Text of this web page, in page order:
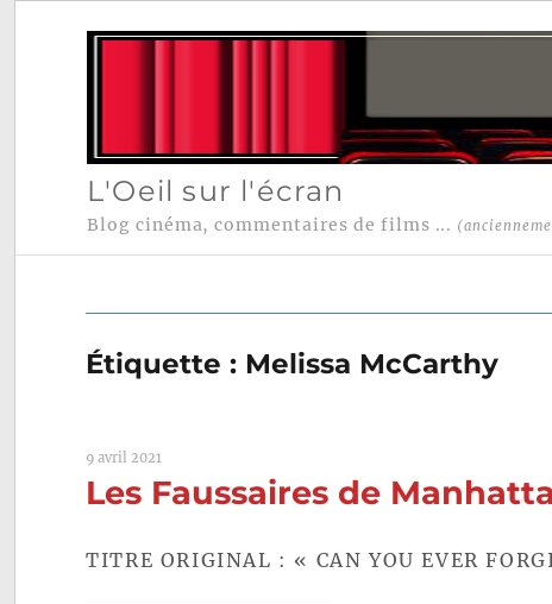
L'Oeil sur l'écran
Blog cinéma, commentaires de films ...
Étiquette : Melissa McCarthy
9 avril 2021
Les Faussaires de
TITRE ORIGINAL : « CAN YOU EVER